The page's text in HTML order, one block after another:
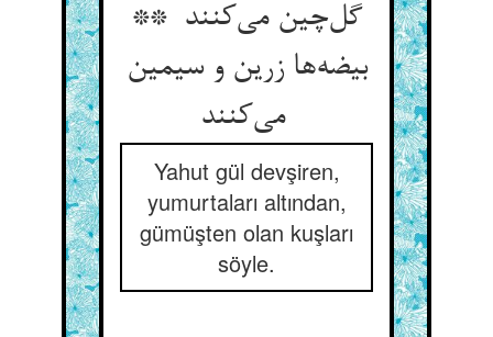
گل‌چین می‌کنند **
بیضه‌ها زرین و سیمین
می‌کنند
Yahut gül devşiren,
yumurtaları altından,
gümüşten olan kuşları
söyle.